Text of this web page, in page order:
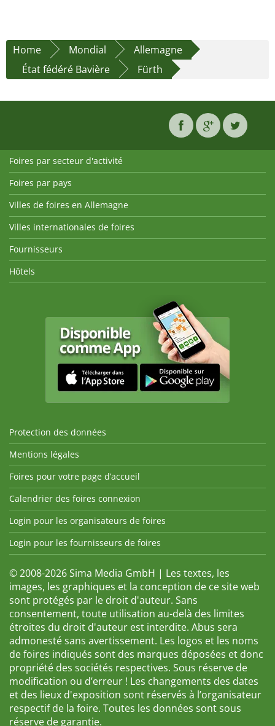
Home Mondial
Allemagne
État fédéré Bavière
Fürth
Foires par secteur d'activité
Foires par pays
Villes de foires en Allemagne
Villes internationales de foires
Fournisseurs
Hôtels
Protection des données
Mentions légales
Foires pour votre page d’accueil
Calendrier des foires connexion
Login pour les organisateurs de foires
Login pour les fournisseurs de foires
© 2008-2026 Sima Media GmbH | Les textes, les
images, les graphiques et la conception de ce site web
sont protégés par le droit d'auteur. Sans
consentement, toute utilisation au-delà des limites
étroites du droit d'auteur est interdite. Abus sera
admonesté sans avertissement. Les logos et les noms
de foires indiqués sont des marques déposées et donc
propriété des sociétés respectives. Sous réserve de
modification ou d’erreur ! Les changements des dates
et des lieux d'exposition sont réservés à l’organisateur
respectif de la foire. Toutes les données sont sous
réserve de garantie.